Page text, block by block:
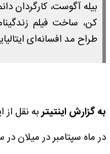
بیله آگوست، کارگردان
کن، ساخت فیلم
طراح مد افسانه‌ای
به گزارش اینتیتربه نقل از